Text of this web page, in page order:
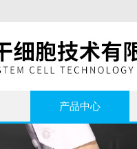
产品中心